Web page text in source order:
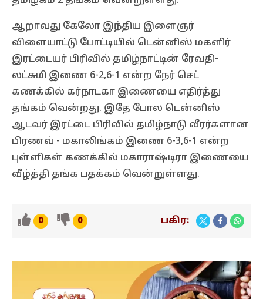
ஆறாவது கேலோ இந்திய இளைஞர்
விளையாட்டு போட்டியில் டென்னிஸ் மகளிர்
இரட்டையர் பிரிவில் தமிழ்நாட்டின் ரேவதி-
லட்சுமி இணை 6-2,6-1 என்ற நேர் செட்
கணக்கில் கர்நாடகா இணையை எதிர்த்து
தங்கம் வென்றது. இதே போல டென்னிஸ்
ஆடவர் இரட்டை பிரிவில் தமிழ்நாடு வீரர்களான
பிரணவ் - மகாலிங்கம் இணை 6-3,6-1 என்ற
புள்ளிகள் கணக்கில் மகாராஷ்டிரா இணையை
வீழ்த்தி தங்க பதக்கம் வென்றுள்ளது.
0 0 பகிர: